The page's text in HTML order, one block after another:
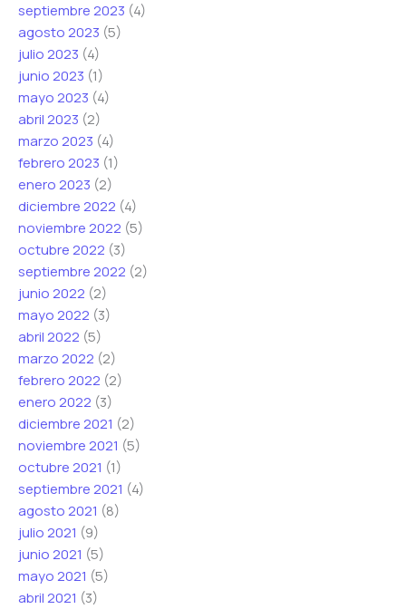
septiembre 2023 (4)
agosto 2023 (5)
julio 2023 (4)
junio 2023 (1)
mayo 2023 (4)
abril 2023 (2)
marzo 2023 (4)
febrero 2023 (1)
enero 2023 (2)
diciembre 2022 (4)
noviembre 2022 (5)
octubre 2022 (3)
septiembre 2022 (2)
junio 2022 (2)
mayo 2022 (3)
abril 2022 (5)
marzo 2022 (2)
febrero 2022 (2)
enero 2022 (3)
diciembre 2021 (2)
noviembre 2021 (5)
octubre 2021 (1)
septiembre 2021 (4)
agosto 2021 (8)
julio 2021 (9)
junio 2021 (5)
mayo 2021 (5)
abril 2021 (3)